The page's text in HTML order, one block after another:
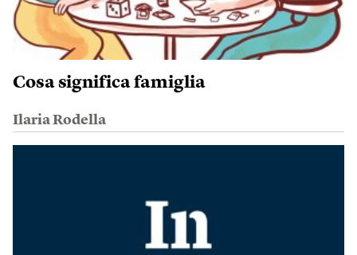
Cosa significa famiglia
Ilaria Rodella